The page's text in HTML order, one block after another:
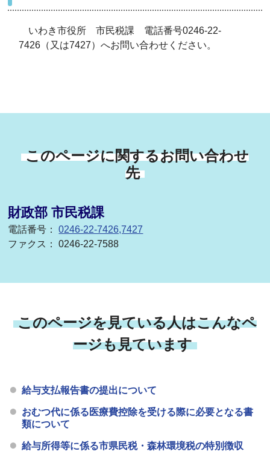
いわき市役所 市民税課 電話番号0246-22-
7426（又は7427）へお問い合わせください。
このページに関するお問い合わせ
先
財政部 市民税課
電話番号：0246-22-7426,7427
ファクス： 0246-22-7588
このページを見ている人はこんなペ
ージも見ています
給与支払報告書の提出について
おむつ代に係る医療費控除を受ける際に必要となる書
類について
給与所得等に係る市県民税・森林環境税の特別徴収